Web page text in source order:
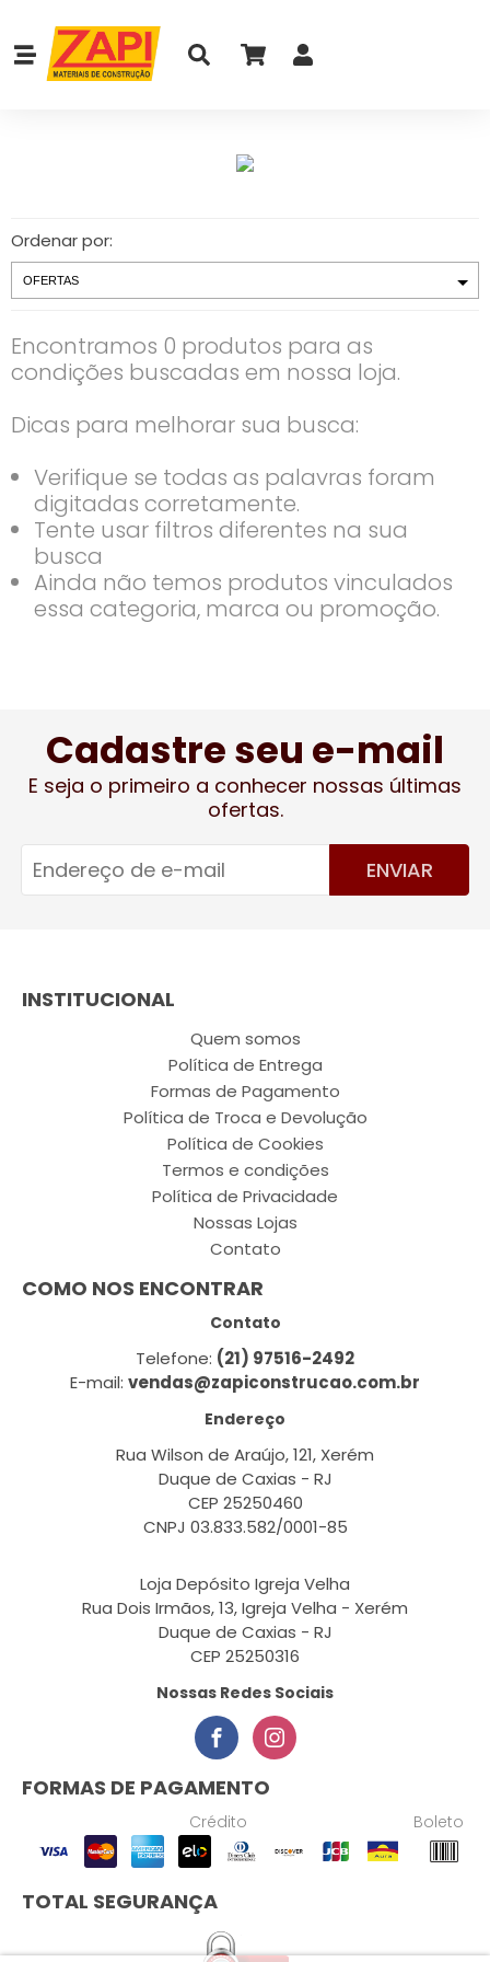
Ordenar por:
Encontramos 0 produtos para as
condições buscadas em nossa loja.
Dicas para melhorar sua busca:
Verifique se todas as palavras foram
digitadas corretamente.
Tente usar filtros diferentes na sua
busca
Ainda não temos produtos vinculados
essa categoria, marca ou promoção.
Cadastre seu e-mail
E seja o primeiro a conhecer nossas últimas
ofertas.
ENVIAR
INSTITUCIONAL
Quem somos
Política de Entrega
Formas de Pagamento
Política de Troca e Devolução
Política de Cookies
Termos e condições
Política de Privacidade
Nossas Lojas
Contato
COMO NOS ENCONTRAR
Contato
Telefone: (21) 97516-2492
E-mail: vendas@zapiconstrucao.com.br
Endereço
Rua Wilson de Araújo, 121, Xerém
Duque de Caxias - RJ
CEP 25250460
CNPJ 03.833.582/0001-85
Loja Depósito Igreja Velha
Rua Dois Irmãos, 13, Igreja Velha - Xerém
Duque de Caxias - RJ
CEP 25250316
Nossas Redes Sociais
FORMAS DE PAGAMENTO
Crédito Boleto
TOTAL SEGURANÇA